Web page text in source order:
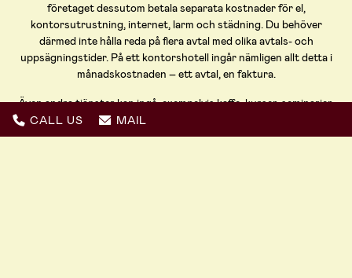
företaget dessutom betala separata kostnader för el,
kontorsutrustning, internet, larm och städning. Du behöver
därmed inte hålla reda på flera avtal med olika avtals- och
uppsägningstider. På ett kontorshotell ingår nämligen allt detta i
månadskostnaden – ett avtal, en faktura.
Även andra tjänster kan ingå, exempelvis kaffe, kurser, seminarier,
träning och nätverksträffar. Servicen i sig är därmed ett starkt
argument till att arbeta på ett kontorshotell.
CALL US MAIL